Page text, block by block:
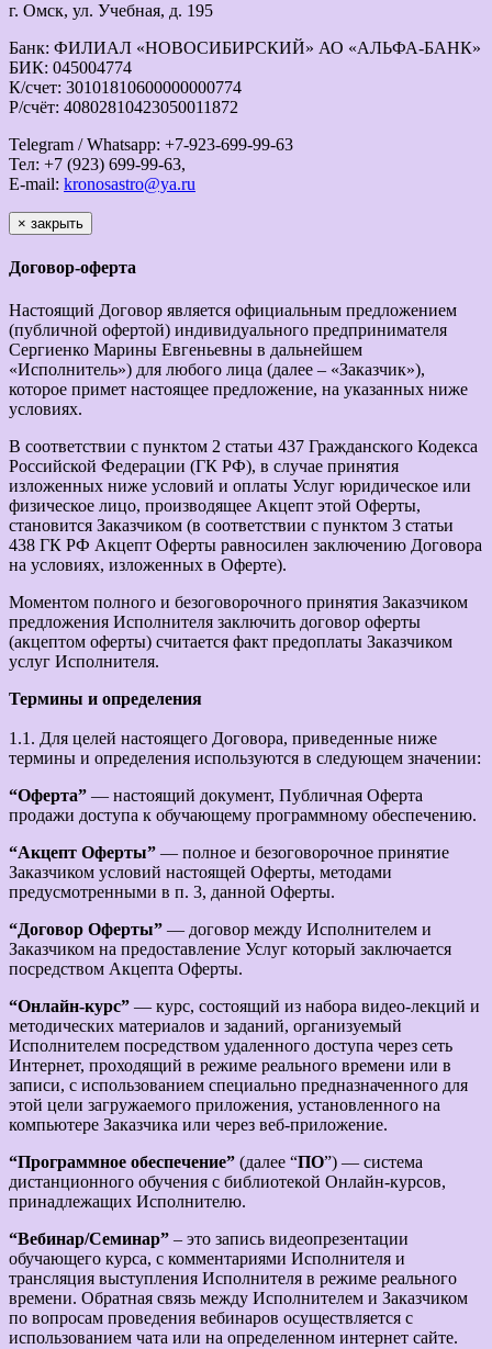
г. Омск, ул. Учебная, д. 195
Банк: ФИЛИАЛ «НОВОСИБИРСКИЙ» АО «АЛЬФА-БАНК»
БИК: 045004774
К/счет: 30101810600000000774
Р/счёт: 40802810423050011872
Telegram / Whatsapp: +7-923-699-99-63
Тел: +7 (923) 699-99-63,
E-mail: kronosastro@ya.ru
× закрыть
Договор-оферта
Настоящий Договор является официальным предложением
(публичной офертой) индивидуального предпринимателя
Сергиенко Марины Евгеньевны в дальнейшем
«Исполнитель») для любого лица (далее – «Заказчик»),
которое примет настоящее предложение, на указанных ниже
условиях.
В соответствии с пунктом 2 статьи 437 Гражданского Кодекса
Российской Федерации (ГК РФ), в случае принятия
изложенных ниже условий и оплаты Услуг юридическое или
физическое лицо, производящее Акцепт этой Оферты,
становится Заказчиком (в соответствии с пунктом 3 статьи
438 ГК РФ Акцепт Оферты равносилен заключению Договора
на условиях, изложенных в Оферте).
Моментом полного и безоговорочного принятия Заказчиком
предложения Исполнителя заключить договор оферты
(акцептом оферты) считается факт предоплаты Заказчиком
услуг Исполнителя.
Термины и определения
1.1. Для целей настоящего Договора, приведенные ниже
термины и определения используются в следующем значении:
“Оферта” — настоящий документ, Публичная Оферта
продажи доступа к обучающему программному обеспечению.
“Акцепт Оферты” — полное и безоговорочное принятие
Заказчиком условий настоящей Оферты, методами
предусмотренными в п. 3, данной Оферты.
“Договор Оферты” — договор между Исполнителем и
Заказчиком на предоставление Услуг который заключается
посредством Акцепта Оферты.
“Онлайн-курс” — курс, состоящий из набора видео-лекций и
методических материалов и заданий, организуемый
Исполнителем посредством удаленного доступа через сеть
Интернет, проходящий в режиме реального времени или в
записи, с использованием специально предназначенного для
этой цели загружаемого приложения, установленного на
компьютере Заказчика или через веб-приложение.
“Программное обеспечение” (далее “ПО”) — система
дистанционного обучения с библиотекой Онлайн-курсов,
принадлежащих Исполнителю.
“Вебинар/Семинар” – это запись видеопрезентации
обучающего курса, с комментариями Исполнителя и
трансляция выступления Исполнителя в режиме реального
времени. Обратная связь между Исполнителем и Заказчиком
по вопросам проведения вебинаров осуществляется с
использованием чата или на определенном интернет сайте.